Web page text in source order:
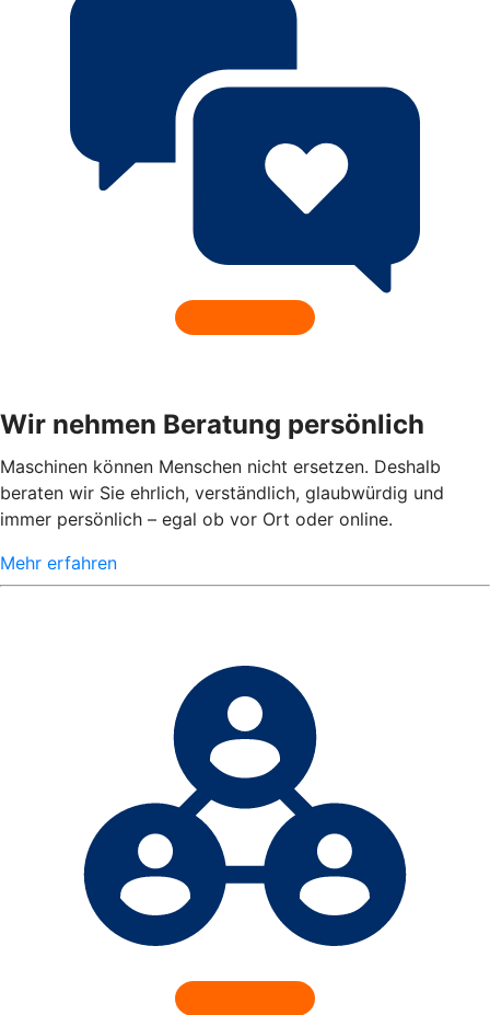
Wir nehmen Beratung persönlich
Maschinen können Menschen nicht ersetzen. Deshalb
beraten wir Sie ehrlich, verständlich, glaubwürdig und
immer persönlich – egal ob vor Ort oder online.
Mehr erfahren